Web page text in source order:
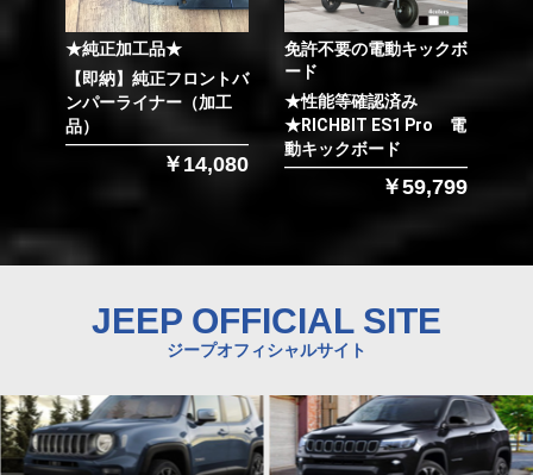
★純正加工品★
【即納】純正フロントバ
ンパーライナー（加工
品）
￥14,080
免許不要の電動キックボ
ード
★性能等確認済み
★RICHBIT ES1 Pro 電
動キックボード
￥59,799
JEEP OFFICIAL SITE
ジープオフィシャルサイト